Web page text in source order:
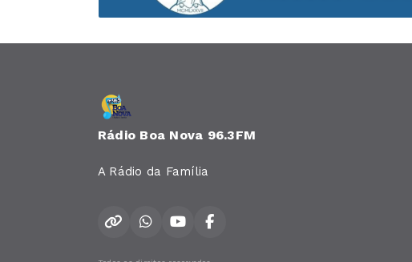
Rádio Boa Nova 96.3FM
A Rádio da Família